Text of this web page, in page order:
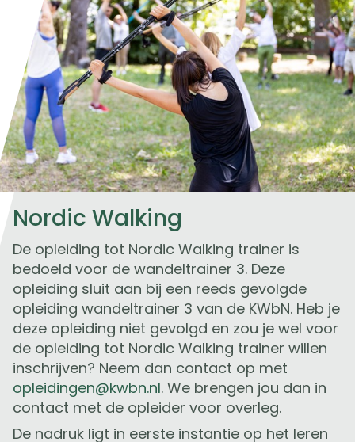
Nordic Walking
De opleiding tot Nordic Walking trainer is
bedoeld voor de wandeltrainer 3. Deze
opleiding sluit aan bij een reeds gevolgde
opleiding wandeltrainer 3 van de KWbN. Heb je
deze opleiding niet gevolgd en zou je wel voor
de opleiding tot Nordic Walking trainer willen
inschrijven? Neem dan contact op met
opleidingen@kwbn.nl. We brengen jou dan in
contact met de opleider voor overleg.
De nadruk ligt in eerste instantie op het leren